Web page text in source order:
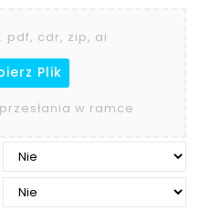
: pdf, cdr, zip, ai
Plik
w ramce